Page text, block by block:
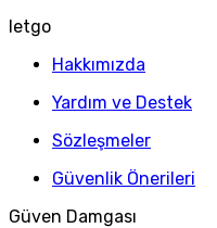
letgo
Hakkımızda
Yardım ve Destek
Sözleşmeler
Güvenlik Önerileri
Güven Damgası